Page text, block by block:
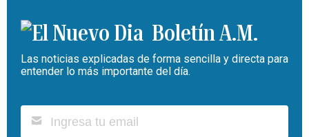
Boletín A.M.
Las noticias explicadas de forma sencilla y directa para
entender lo más importante del día.